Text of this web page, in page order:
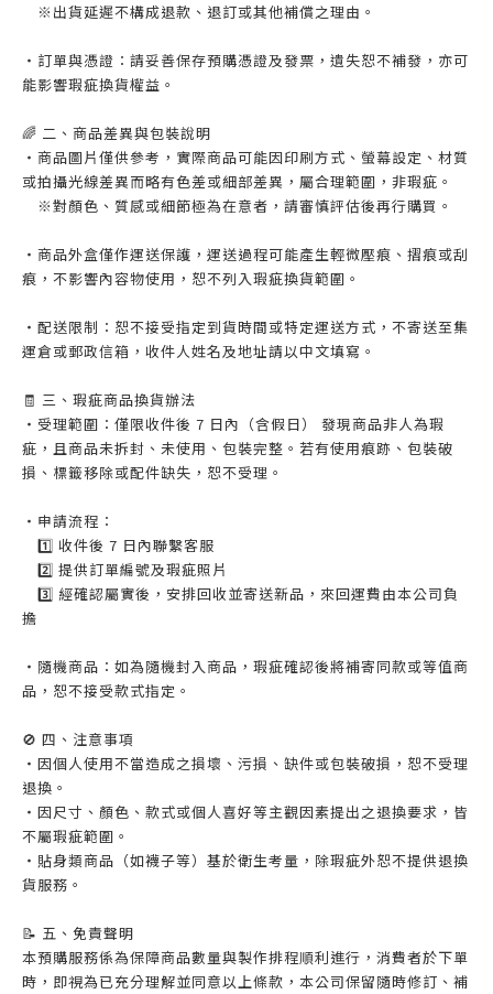
※出貨延遲不構成退款、退訂或其他補償之理由。
・訂單與憑證：請妥善保存預購憑證及發票，遺失恕不補發，亦可
能影響瑕疵換貨權益。
🌈 二、商品差異與包裝說明
・商品圖片僅供參考，實際商品可能因印刷方式、螢幕設定、材質
或拍攝光線差異而略有色差或細部差異，屬合理範圍，非瑕疵。
※對顏色、質感或細節極為在意者，請審慎評估後再行購買。
・商品外盒僅作運送保護，運送過程可能產生輕微壓痕、摺痕或刮
痕，不影響內容物使用，恕不列入瑕疵換貨範圍。
・配送限制：恕不接受指定到貨時間或特定運送方式，不寄送至集
運倉或郵政信箱，收件人姓名及地址請以中文填寫。
🧾 三、瑕疵商品換貨辦法
・受理範圍：僅限收件後 7 日內（含假日） 發現商品非人為瑕
疵，且商品未拆封、未使用、包裝完整。若有使用痕跡、包裝破
損、標籤移除或配件缺失，恕不受理。
・申請流程：
1️⃣ 收件後 7 日內聯繫客服
2️⃣ 提供訂單編號及瑕疵照片
3️⃣ 經確認屬實後，安排回收並寄送新品，來回運費由本公司負
擔
・隨機商品：如為隨機封入商品，瑕疵確認後將補寄同款或等值商
品，恕不接受款式指定。
🚫 四、注意事項
・因個人使用不當造成之損壞、污損、缺件或包裝破損，恕不受理
退換。
・因尺寸、顏色、款式或個人喜好等主觀因素提出之退換要求，皆
不屬瑕疵範圍。
・貼身類商品（如襪子等）基於衛生考量，除瑕疵外恕不提供退換
貨服務。
📝 五、免責聲明
本預購服務係為保障商品數量與製作排程順利進行，消費者於下單
時，即視為已充分理解並同意以上條款，本公司保留隨時修訂、補